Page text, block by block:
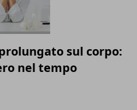
sul corpo:
nel tempo